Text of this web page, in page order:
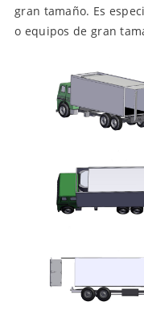
gran tamaño. Es
o equipos de gran